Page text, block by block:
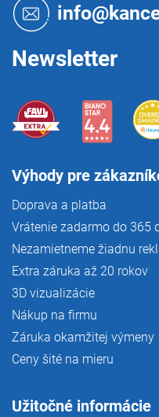
Newsletter
Výhody pre
Doprava a platba
Vrátenie zadarmo do 365
Nezamietneme žiadnu
Extra záruka až 20 rokov
3D vizualizácie
Nákup na firmu
Záruka okamžitej výmeny
Ceny šité na mieru
Užitočné informácie